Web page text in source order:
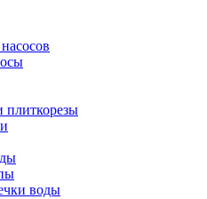
плиткорезы
воды